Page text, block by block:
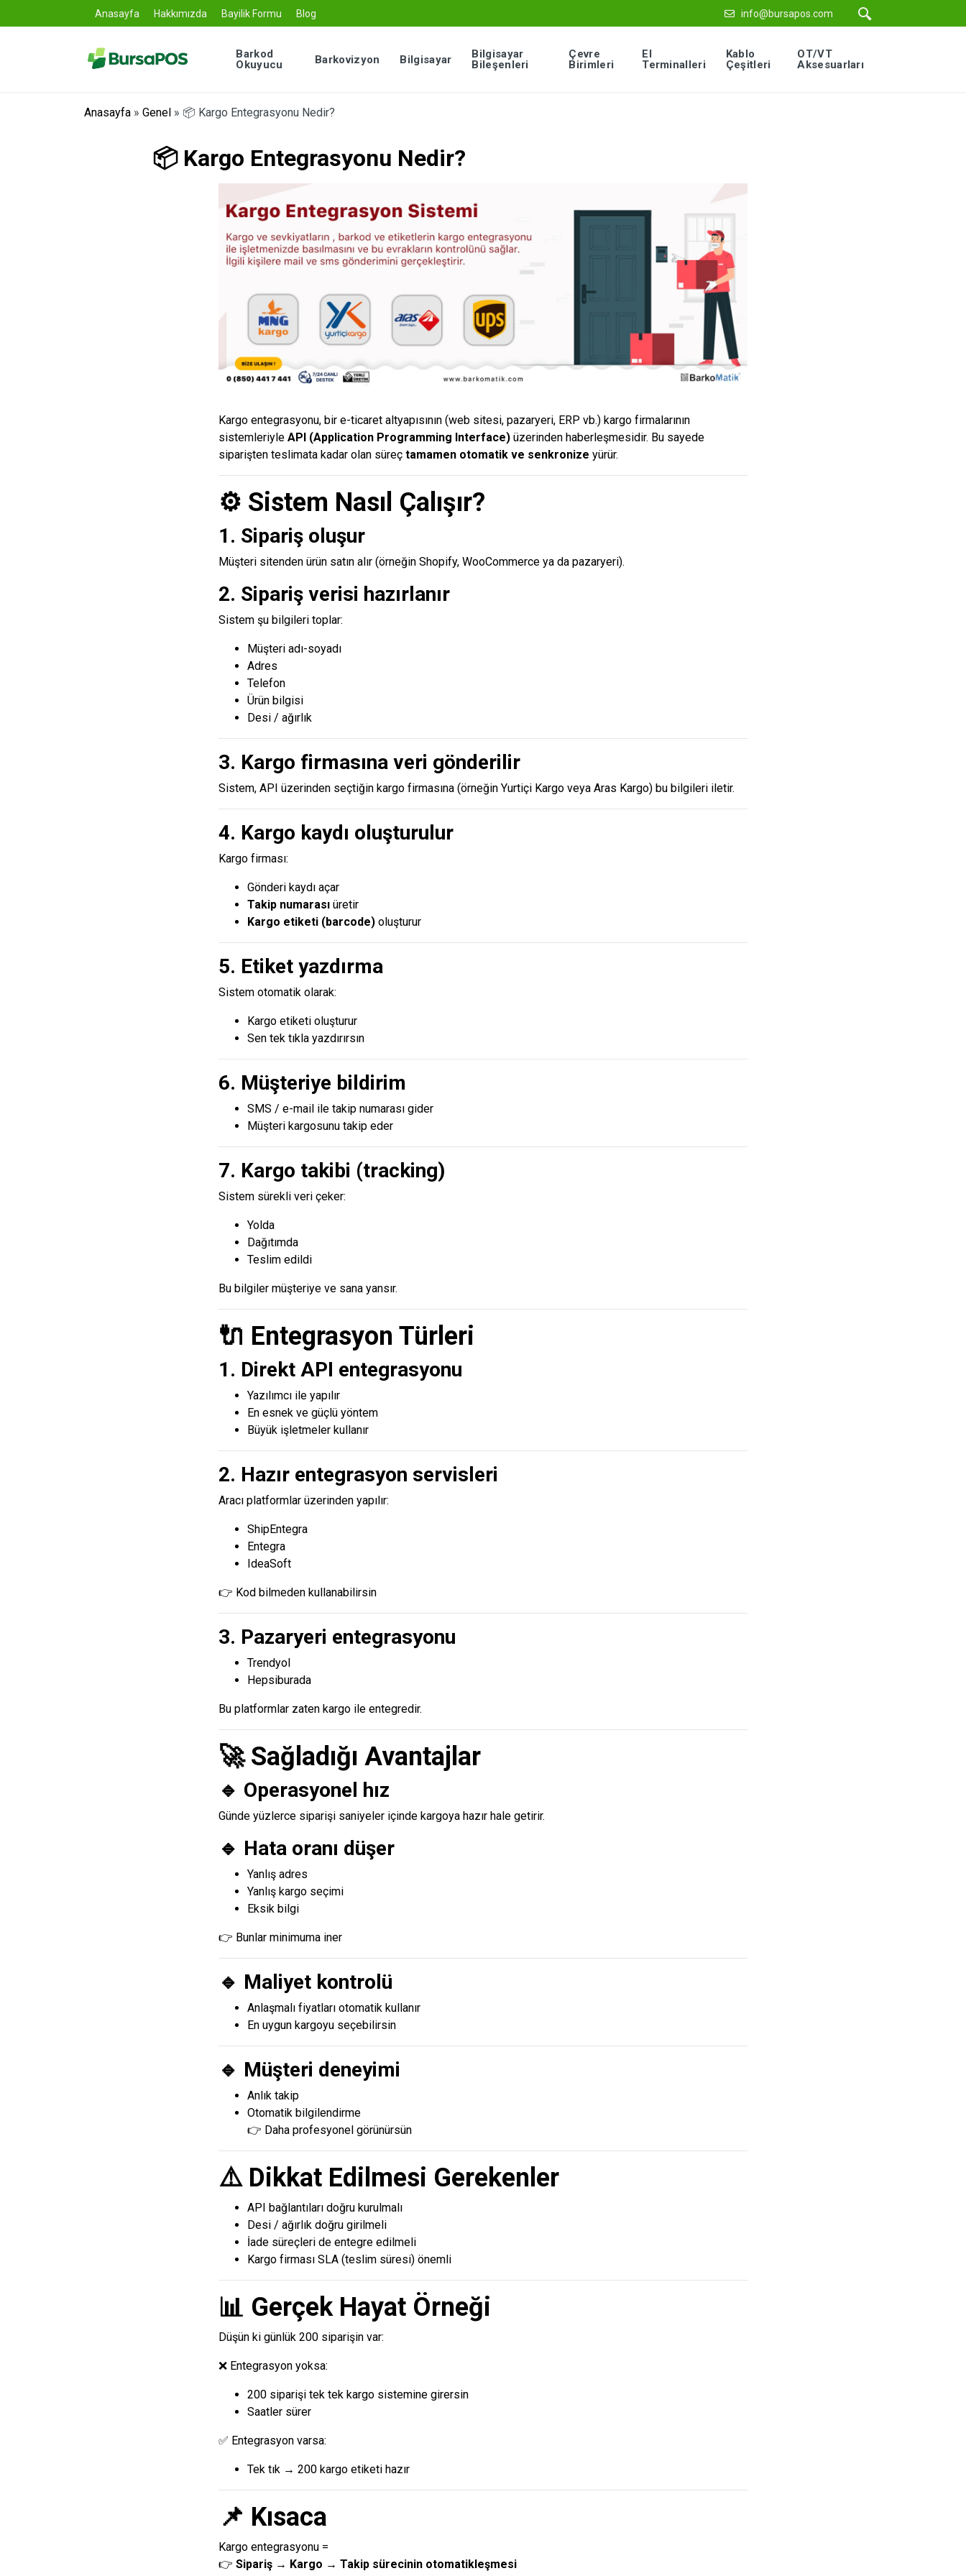
Anasayfa Hakkımızda Bayilik Formu Blog info@bursapos.com
Barkod
Okuyucu
Barkovizyon Bilgisayar
Bilgisayar
Bileşenleri
Çevre
Birimleri
El
Terminalleri
Kablo
Çeşitleri
OT/VT
Aksesuarları
Anasayfa » Genel » 📦 Kargo Entegrasyonu Nedir?
📦 Kargo Entegrasyonu Nedir?
Kargo entegrasyonu, bir e-ticaret altyapısının (web sitesi, pazaryeri, ERP vb.) kargo firmalarının
sistemleriyle API (Application Programming Interface)üzerinden haberleşmesidir. Bu sayede
siparişten teslimata kadar olan süreç tamamen otomatik ve senkronize yürür.
⚙️ Sistem Nasıl Çalışır?
1. Sipariş oluşur
Müşteri sitenden ürün satın alır (örneğin Shopify, WooCommerce ya da pazaryeri).
2. Sipariş verisi hazırlanır
Sistem şu bilgileri toplar:
Müşteri adı-soyadı
Adres
Telefon
Ürün bilgisi
Desi / ağırlık
3. Kargo firmasına veri gönderilir
Sistem, API üzerinden seçtiğin kargo firmasına (örneğin Yurtiçi Kargoveya Aras Kargo) bu bilgileri iletir.
4. Kargo kaydı oluşturulur
Kargo firması:
Gönderi kaydı açar
Takip numarasıüretir
Kargo etiketi (barcode)oluşturur
5. Etiket yazdırma
Sistem otomatik olarak:
Kargo etiketi oluşturur
Sen tek tıkla yazdırırsın
6. Müşteriye bildirim
SMS / e-mail ile takip numarası gider
Müşteri kargosunu takip eder
7. Kargo takibi (tracking)
Sistem sürekli veri çeker:
Yolda
Dağıtımda
Teslim edildi
Bu bilgiler müşteriye ve sana yansır.
🔌 Entegrasyon Türleri
1. Direkt API entegrasyonu
Yazılımcı ile yapılır
En esnek ve güçlü yöntem
Büyük işletmeler kullanır
2. Hazır entegrasyon servisleri
Aracı platformlar üzerinden yapılır:
ShipEntegra
Entegra
IdeaSoft
👉 Kod bilmeden kullanabilirsin
3. Pazaryeri entegrasyonu
Trendyol
Hepsiburada
Bu platformlar zaten kargo ile entegredir.
🚀 Sağladığı Avantajlar
🔹 Operasyonel hız
Günde yüzlerce siparişi saniyeler içinde kargoya hazır hale getirir.
🔹 Hata oranı düşer
Yanlış adres
Yanlış kargo seçimi
Eksik bilgi
👉 Bunlar minimuma iner
🔹 Maliyet kontrolü
Anlaşmalı fiyatları otomatik kullanır
En uygun kargoyu seçebilirsin
🔹 Müşteri deneyimi
Anlık takip
Otomatik bilgilendirme
👉 Daha profesyonel görünürsün
⚠️ Dikkat Edilmesi Gerekenler
API bağlantıları doğru kurulmalı
Desi / ağırlık doğru girilmeli
İade süreçleri de entegre edilmeli
Kargo firması SLA (teslim süresi) önemli
📊 Gerçek Hayat Örneği
Düşün ki günlük 200 siparişin var:
❌ Entegrasyon yoksa:
200 siparişi tek tek kargo sistemine girersin
Saatler sürer
✅ Entegrasyon varsa:
Tek tık → 200 kargo etiketi hazır
📌 Kısaca
Kargo entegrasyonu =
👉 Sipariş → Kargo → Takip sürecinin otomatikleşmesi